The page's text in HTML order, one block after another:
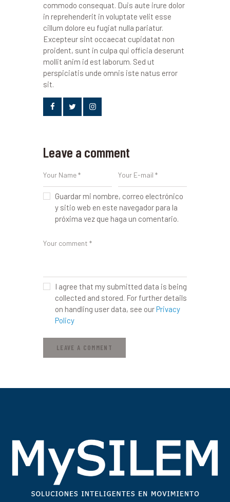
commodo consequat. Duis aute irure dolor
in reprehenderit in voluptate velit esse
cillum dolore eu fugiat nulla pariatur.
Excepteur sint occaecat cupidatat non
proident, sunt in culpa qui officia deserunt
mollit anim id est laborum. Sed ut
perspiciatis unde omnis iste natus error
sit.
Leave a comment
Guardar mi nombre, correo electrónico
y sitio web en este navegador para la
próxima vez que haga un comentario.
I agree that my submitted data is being
collected and stored. For further details
on handling user data, see ourPrivacy
Policy